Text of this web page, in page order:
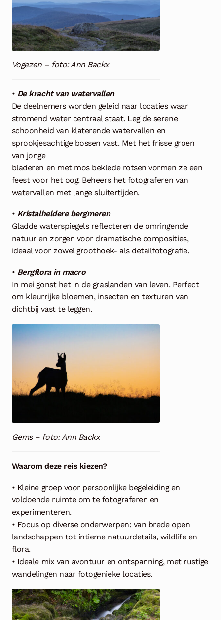
Vogezen – foto: Ann Backx
• De kracht van watervallen
De deelnemers worden geleid naar locaties waar
stromend water centraal staat. Leg de serene
schoonheid van klaterende watervallen en
sprookjesachtige bossen vast. Met het frisse groen
van jonge
bladeren en met mos beklede rotsen vormen ze een
feest voor het oog. Beheers het fotograferen van
watervallen met lange sluitertijden.
• Kristalheldere bergmeren
Gladde waterspiegels reflecteren de omringende
natuur en zorgen voor dramatische composities,
ideaal voor zowel groothoek- als detailfotografie.
• Bergflora in macro
In mei gonst het in de graslanden van leven. Perfect
om kleurrijke bloemen, insecten en texturen van
dichtbij vast te leggen.
Gems – foto: Ann Backx
Waarom deze reis kiezen?
• Kleine groep voor persoonlijke begeleiding en
voldoende ruimte om te fotograferen en
experimenteren.
• Focus op diverse onderwerpen: van brede open
landschappen tot intieme natuurdetails, wildlife en
flora.
• Ideale mix van avontuur en ontspanning, met rustige
wandelingen naar fotogenieke locaties.